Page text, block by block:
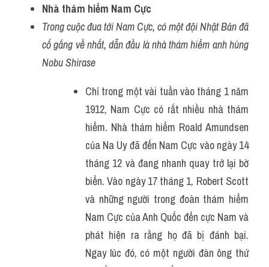
Nhà thám hiểm Nam Cực
Trong cuộc đua tới Nam Cực, có một đội Nhật Bản đã
cố gắng về nhất, dẫn đầu là nhà thám hiểm anh hùng
Nobu Shirase
Chỉ trong một vài tuần vào tháng 1 năm
1912, Nam Cực có rất nhiều nhà thám
hiểm. Nhà thám hiểm Roald Amundsen
của Na Uy đã đến Nam Cực vào ngày 14
tháng 12 và đang nhanh quay trở lại bờ
biển. Vào ngày 17 tháng 1, Robert Scott
và những người trong đoàn thám hiểm
Nam Cực của Anh Quốc đến cực Nam và
phát hiện ra rằng họ đã bị đánh bại.
Ngay lúc đó, có một người đàn ông thứ